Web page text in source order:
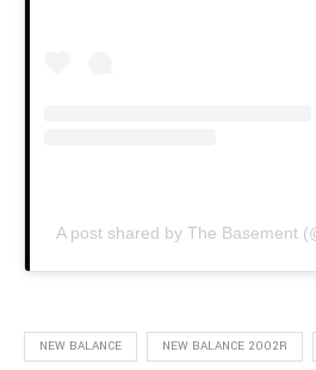
A post shared by The Basement
NEW BALANCE NEW BALANCE 2002R